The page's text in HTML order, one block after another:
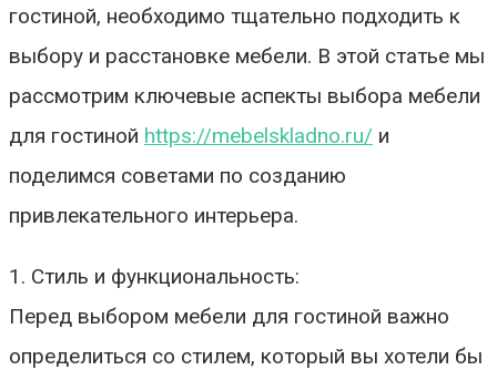
гостиной, необходимо тщательно подходить к
выбору и расстановке мебели. В этой статье мы
рассмотрим ключевые аспекты выбора мебели
для гостиной https://mebelskladno.ru/ и
поделимся советами по созданию
привлекательного интерьера.
1. Стиль и функциональность:
Перед выбором мебели для гостиной важно
определиться со стилем, который вы хотели бы